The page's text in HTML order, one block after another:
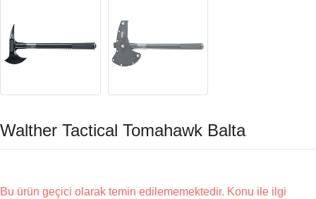
Walther Tactical Tomahawk Balta
Bu ürün geçici olarak temin edilememektedir. Konu ile ilgi